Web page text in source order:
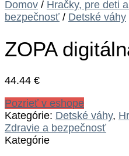
Domov / Hračky, pre deti
bezpečnosť / Detské váhy
ZOPA
44.44 €
Pozrieť v eshope
Kategórie: Detské váhy,
Zdravie a bezpečnosť
Kategórie